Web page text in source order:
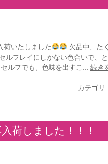
荷いたしました
欠品中、た
フレイにしかない色合いで、
セルフでも、色味を出すこ... 続き
カテゴ
荷しました！！！